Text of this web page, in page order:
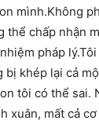
mình.Không
chấp nhận
pháp
khép lại cả
tôi có thể
xuân, mất cả